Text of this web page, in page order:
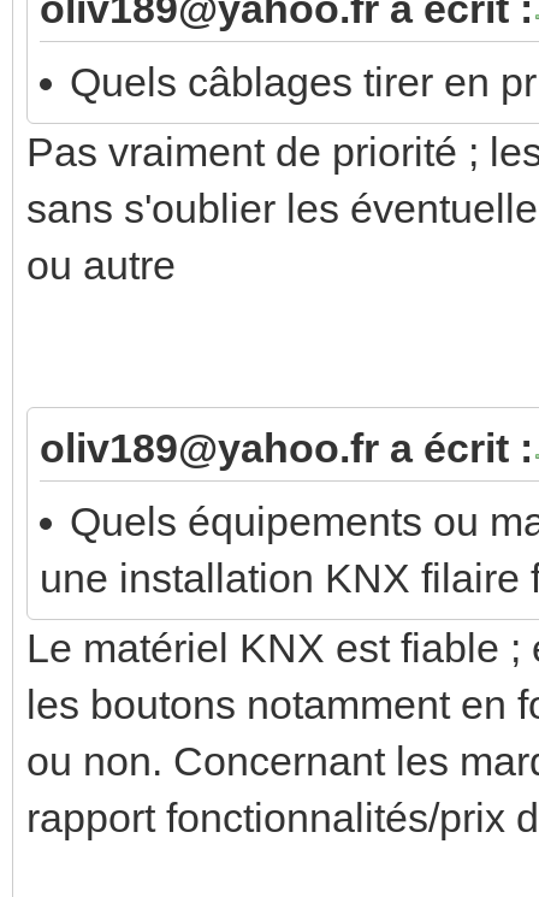
Quels câblages tirer en
Pas vraiment de priorité ;
sans s'oublier les
ou autre
oliv189@yahoo.fr a écrit :
Quels équipements ou
une installation KNX filaire
Le matériel KNX est fiable
les boutons notamment en
ou non. Concernant les
rapport fonctionnalités/prix